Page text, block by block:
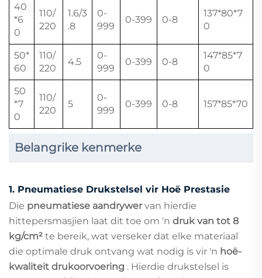
40
*6
0
110/
220
1.6/3
.8
0-
999
0-399 0-8
137*80*7
0
50*
60
110/
220
4.5
0-
999
0-399 0-8
147*85*7
0
50
*7
0
110/
220
5
0-
999
0-399 0-8 157*85*70
Belangrike kenmerke
1. Pneumatiese Drukstelsel vir Hoë Prestasie
Die pneumatiese aandrywervan hierdie
hittepersmasjien laat dit toe om 'n druk van tot 8
kg/cm² te bereik, wat verseker dat elke materiaal
die optimale druk ontvang wat nodig is vir 'n hoë-
kwaliteit drukoorvoering . Hierdie drukstelsel is